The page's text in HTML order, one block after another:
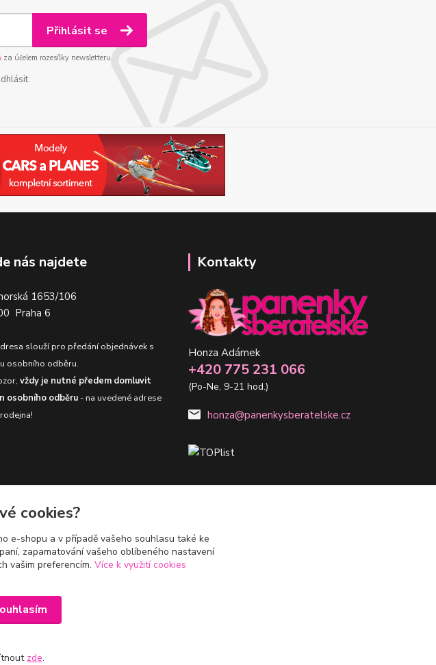
Přihlásit se
za účelem rozesílky newsletteru.
nás najdete
1653/106
Praha 6
slouží pro předání objednávek s
osobního odběru.
vždy je nutné předem domluvit
osobního odběru - na uvedené adrese
Kontakty
Honza Adámek
+420 775 231 066
(Po-Ne, 9-21 hod.)
honza@panenkysberatelske.cz
cookies?
e-shopu a v případě vašeho souhlasu také ke
zapamatování vašeho oblíbeného nastavení
vašim preferencím. Více k využití cookies
zde.